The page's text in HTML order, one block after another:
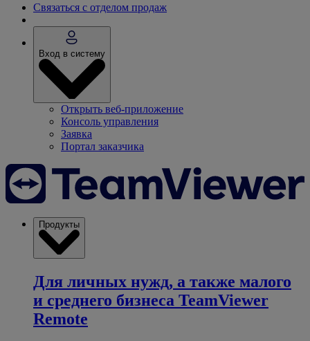
Связаться с отделом продаж
Вход в систему
Открыть веб-приложение
Консоль управления
Заявка
Портал заказчика
Продукты
Для личных нужд, а также малого
и среднего бизнеса TeamViewer
Remote